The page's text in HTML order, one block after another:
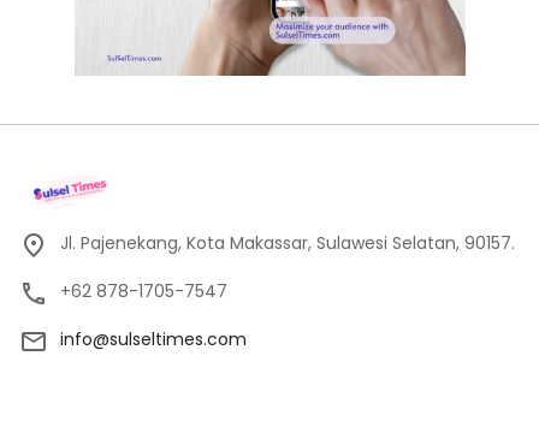
Jl. Pajenekang, Kota Makassar, Sulawesi Selatan, 90157.
+62 878-1705-7547
info@sulseltimes.com